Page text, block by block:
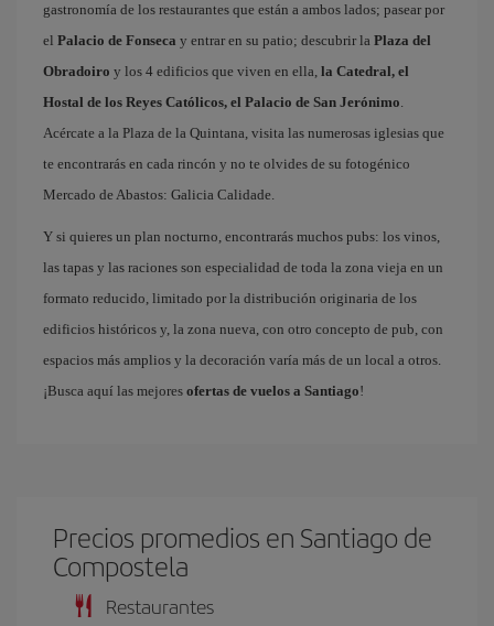
gastronomía de los restaurantes que están a ambos lados; pasear por
el Palacio de Fonseca y entrar en su patio; descubrir la Plaza del
Obradoiro y los 4 edificios que viven en ella, la Catedral, el
Hostal de los Reyes Católicos, el Palacio de San Jerónimo.
Acércate a la Plaza de la Quintana, visita las numerosas iglesias que
te encontrarás en cada rincón y no te olvides de su fotogénico
Mercado de Abastos: Galicia Calidade.
Y si quieres un plan nocturno, encontrarás muchos pubs: los vinos,
las tapas y las raciones son especialidad de toda la zona vieja en un
formato reducido, limitado por la distribución originaria de los
edificios históricos y, la zona nueva, con otro concepto de pub, con
espacios más amplios y la decoración varía más de un local a otros.
¡Busca aquí las mejores ofertas de vuelos a Santiago!
Precios promedios en Santiago de
Compostela
Restaurantes